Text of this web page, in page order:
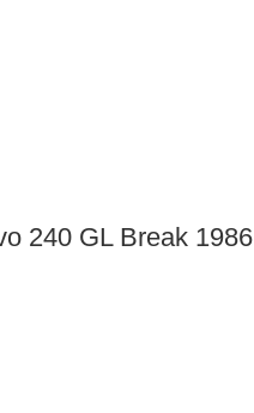
240 GL Break